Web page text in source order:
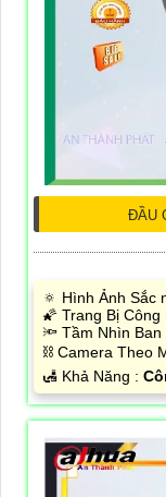
ĐẦU
🔅 Hình Ảnh Sắc
🌠 Trang Bị Công
🔦 Tầm Nhìn
⛓ Camera Theo
️🛃 Khả Năng :